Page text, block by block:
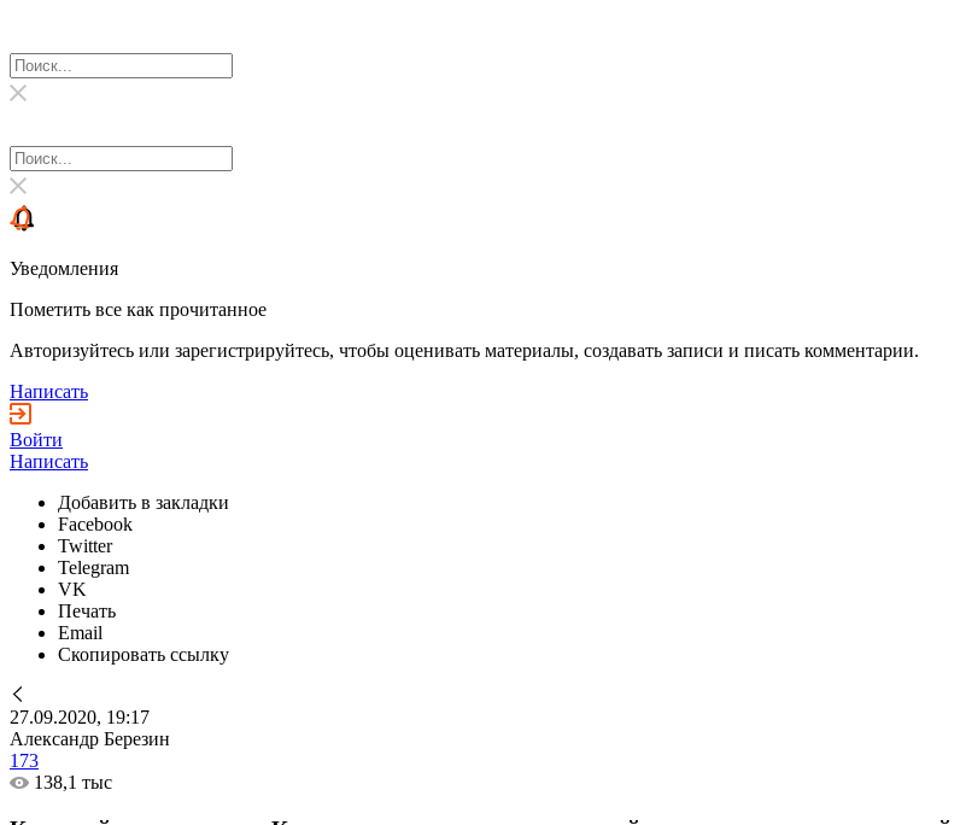
Уведомления
Пометить все как прочитанное
Авторизуйтесь или зарегистрируйтесь, чтобы оценивать материалы, создавать записи и писать комментарии.
Написать
Войти
Написать
Добавить в закладки
Facebook
Twitter
Telegram
VK
Печать
Email
Скопировать ссылку
27.09.2020, 19:17
Александр Березин
173
138,1 тыс